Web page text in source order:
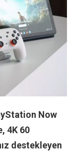
Now
4K 60
destekleyen